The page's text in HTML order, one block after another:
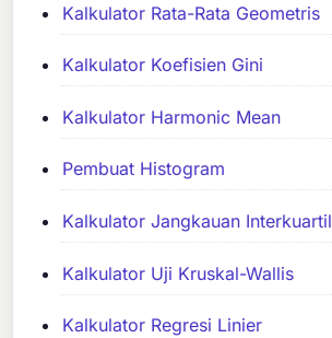
Kalkulator Rata-Rata Geometris
Kalkulator Koefisien Gini
Kalkulator Harmonic Mean
Pembuat Histogram
Kalkulator Jangkauan Interkuartil
Kalkulator Uji Kruskal-Wallis
Kalkulator Regresi Linier